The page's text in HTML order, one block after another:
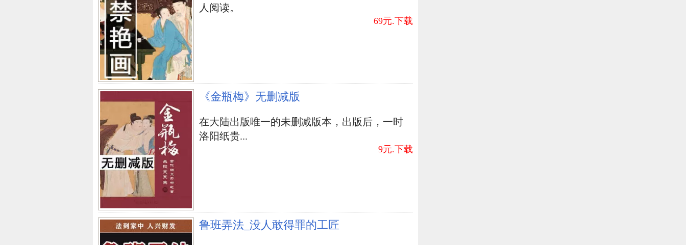
人阅读。
69元.下载
《金瓶梅》无删减版
在大陆出版唯一的未删减版本，出版后，一时
洛阳纸贵...
9元.下载
鲁班弄法_没人敢得罪的工匠